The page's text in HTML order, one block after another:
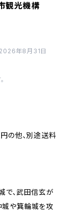
観光機構
年8月31日
の他、別途送料
で、武田信玄が
城や箕輪城を攻